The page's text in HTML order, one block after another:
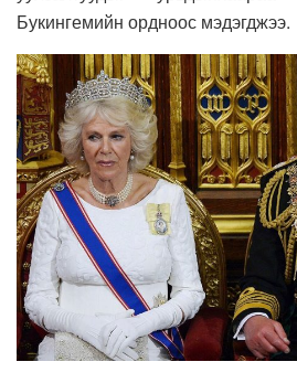
Букингемийн ордноос мэдэгджээ.